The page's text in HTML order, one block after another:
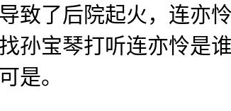
致了后院起火，连亦
孙宝琴打听连亦怜是
是。